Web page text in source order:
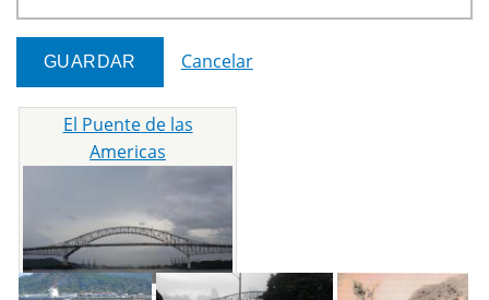
Cancelar
El Puente de las
Americas